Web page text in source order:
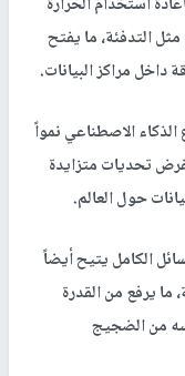
التدفئة، ما يفتح
داخل مراكز البيانات.
الاصطناعي نمواً
تحديات متزايدة
حول العالم.
الكامل يتيح أيضاً
ما يرفع من القدرة
من الضجيج